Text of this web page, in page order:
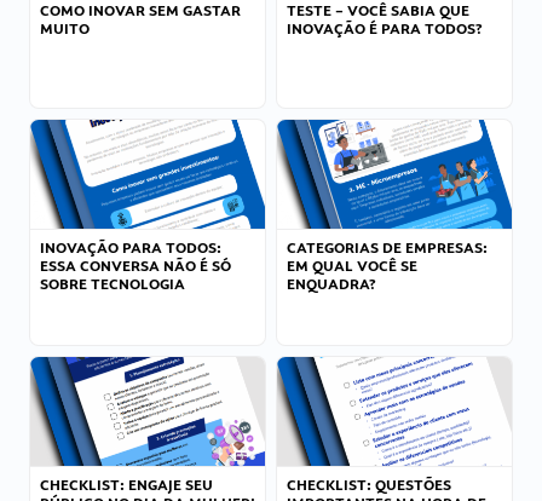
COMO INOVAR SEM GASTAR
MUITO
TESTE – VOCÊ SABIA QUE
INOVAÇÃO É PARA TODOS?
INOVAÇÃO PARA TODOS:
ESSA CONVERSA NÃO É SÓ
SOBRE TECNOLOGIA
CATEGORIAS DE EMPRESAS:
EM QUAL VOCÊ SE
ENQUADRA?
CHECKLIST: ENGAJE SEU
CHECKLIST: QUESTÕES